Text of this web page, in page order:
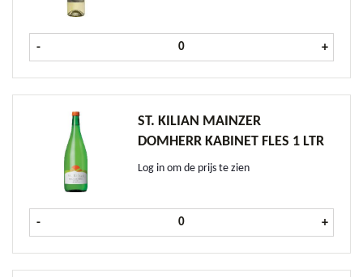
- Confidencia Verdejo Airen wit fles
+
ST. KILIAN MAINZER
DOMHERR KABINET FLES 1 LTR
Log in om de prijs te zien
- St. Kilian Mainzer Domherr+